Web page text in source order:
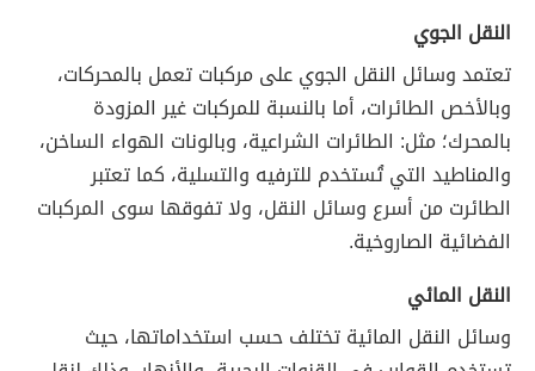
النقل الجوي
تعتمد وسائل النقل الجوي على مركبات تعمل بالمحركات،
وبالأخص الطائرات، أما بالنسبة للمركبات غير المزودة
بالمحرك؛ مثل: الطائرات الشراعية، وبالونات الهواء الساخن،
والمناطيد التي تُستخدم للترفيه والتسلية، كما تعتبر
الطائرت من أسرع وسائل النقل، ولا تفوقها سوى المركبات
الفضائية الصاروخية.
النقل المائي
وسائل النقل المائية تختلف حسب استخداماتها، حيث